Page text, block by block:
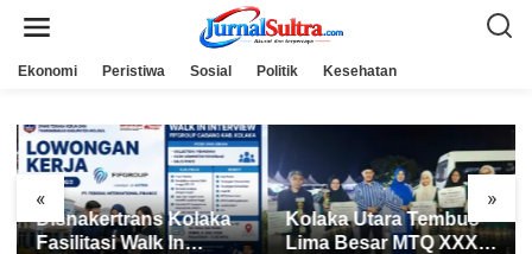
Ekonomi Peristiwa Sosial Politik Kesehatan
« »
Disnakertrans Kolaka
Fasilitasi Walk In
Kolaka Utara Tembus
Lima Besar MTQ XXXI